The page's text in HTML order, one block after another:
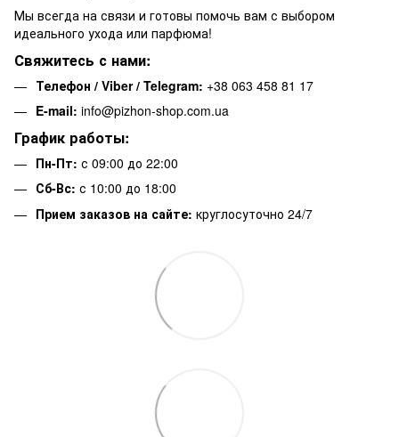
Мы всегда на связи и готовы помочь вам с выбором
идеального ухода или парфюма!
Свяжитесь с нами:
Телефон / Viber / Telegram: +38 063 458 81 17
E-mail: info@pizhon-shop.com.ua
График работы:
Пн-Пт: с 09:00 до 22:00
Сб-Вс: с 10:00 до 18:00
Прием заказов на сайте: круглосуточно 24/7